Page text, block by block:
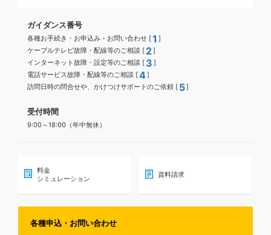
ガイダンス番号
各種お手続き・お申込み・お問い合わせ [1 ]
ケーブルテレビ故障・配線等のご相談 [ 2]
インターネット故障・設定等のご相談 [ 3 ]
電話サービス故障・配線等のご相談 [4]
訪問日時の問合せや、かけつけサポートのご依頼 [ 5]
受付時間
9:00～18:00（年中無休）
料金
シミュレーション
資料請求
各種申込・お問い合わせ